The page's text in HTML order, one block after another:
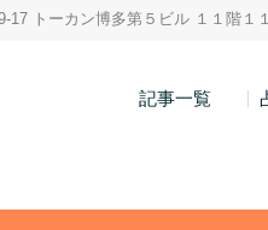
トーカン博多第５ビル １１階１
記事一覧